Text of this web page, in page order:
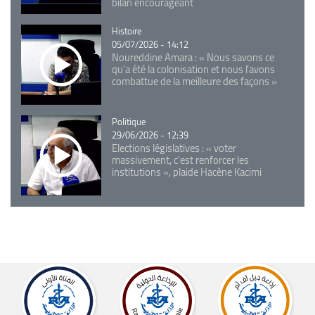
Catégorie
Histoire
05/07/2026 - 14:12
Noureddine Amara : « Nous savons ce
qu’a été la colonisation et nous l’avons
combattue de la meilleure des façons »
Catégorie
Politique
29/06/2026 - 12:39
Elections législatives : « voter
massivement, c'est renforcer les
institutions », plaide Hacène Kacimi